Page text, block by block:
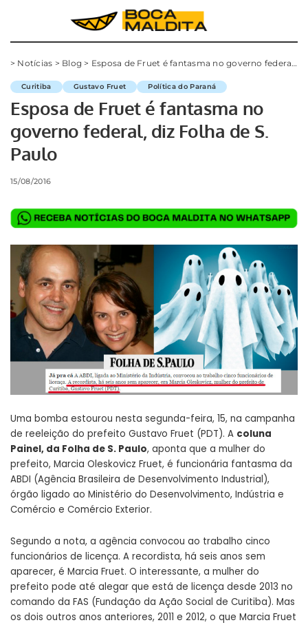
> Notícias > Blog > Esposa de Fruet é fantasma no governo federal, diz Folha de S. Paulo
Curitiba Gustavo Fruet Política do Paraná
Esposa de Fruet é fantasma no
governo federal, diz Folha de S.
Paulo
15/08/2016
Uma bomba estourou nesta segunda-feira, 15, na campanha
de reeleição do prefeito Gustavo Fruet (PDT). A coluna
Painel, da Folha de S. Paulo, aponta que a mulher do
prefeito, Marcia Oleskovicz Fruet, é funcionária fantasma da
ABDI (Agência Brasileira de Desenvolvimento Industrial),
órgão ligado ao Ministério do Desenvolvimento, Indústria e
Comércio e Comércio Exterior.
Segundo a nota, a agência convocou ao trabalho cinco
funcionários de licença. A recordista, há seis anos sem
aparecer, é Marcia Fruet. O interessante, a mulher do
prefeito pode até alegar que está de licença desde 2013 no
comando da FAS (Fundação da Ação Social de Curitiba). Mas
os dois outros anos anteriores, 2011 e 2012, o que Marcia Fruet